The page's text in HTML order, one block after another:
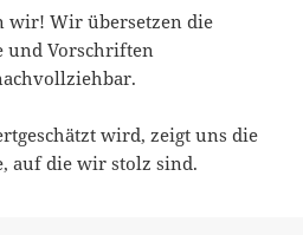
wir! Wir übersetzen die
und Vorschriften
wird, zeigt uns die
auf die wir stolz sind.